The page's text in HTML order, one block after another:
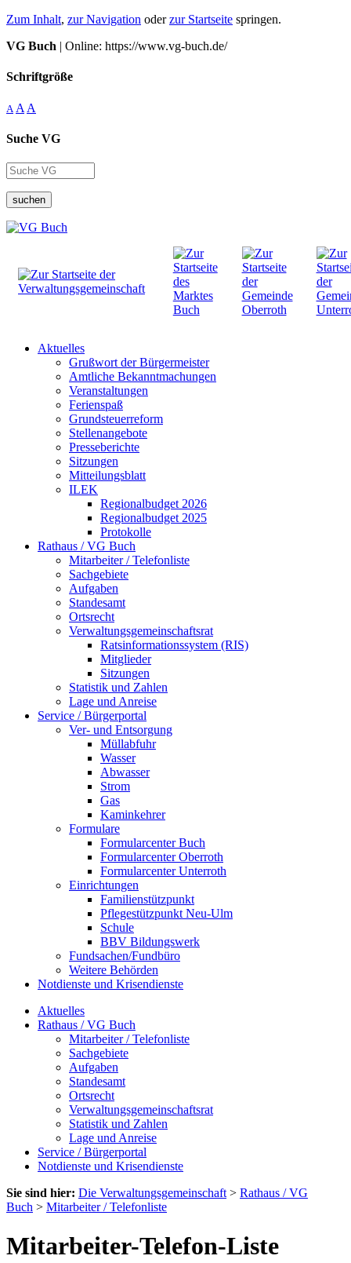
Zum Inhalt, zur Navigation oderzur Startseite springen.
VG Buch | Online: https://www.vg-buch.de/
Schriftgröße
A A A
Suche VG
suchen
Aktuelles
Grußwort der Bürgermeister
Amtliche Bekanntmachungen
Veranstaltungen
Ferienspaß
Grundsteuerreform
Stellenangebote
Presseberichte
Sitzungen
Mitteilungsblatt
ILEK
Regionalbudget 2026
Regionalbudget 2025
Protokolle
Rathaus / VG Buch
Mitarbeiter / Telefonliste
Sachgebiete
Aufgaben
Standesamt
Ortsrecht
Verwaltungsgemeinschaftsrat
Ratsinformationssystem (RIS)
Mitglieder
Sitzungen
Statistik und Zahlen
Lage und Anreise
Service / Bürgerportal
Ver- und Entsorgung
Müllabfuhr
Wasser
Abwasser
Strom
Gas
Kaminkehrer
Formulare
Formularcenter Buch
Formularcenter Oberroth
Formularcenter Unterroth
Einrichtungen
Familienstützpunkt
Pflegestützpunkt Neu-Ulm
Schule
BBV Bildungswerk
Fundsachen/Fundbüro
Weitere Behörden
Notdienste und Krisendienste
Aktuelles
Rathaus / VG Buch
Mitarbeiter / Telefonliste
Sachgebiete
Aufgaben
Standesamt
Ortsrecht
Verwaltungsgemeinschaftsrat
Statistik und Zahlen
Lage und Anreise
Service / Bürgerportal
Notdienste und Krisendienste
Sie sind hier: Die Verwaltungsgemeinschaft > Rathaus / VG
Buch > Mitarbeiter / Telefonliste
Mitarbeiter-Telefon-Liste